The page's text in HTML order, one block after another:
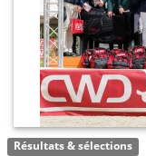
Résultats & sélections